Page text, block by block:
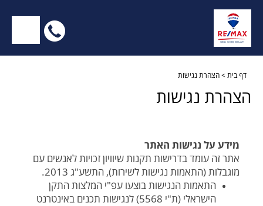
לחץ
דף בית > הצהרת נגישות
הצהרת נגישות
מידע על נגישות האתר
אתר זה עומד בדרישות תקנות שיוויון זכויות לאנשים עם
מוגבלות (התאמות נגישות לשירות), התשע"ג 2013.
התאמות הנגישות בוצעו עפ"י המלצות התקן
הישראלי (ת"י 5568) לנגישות תכנים באינטרנט